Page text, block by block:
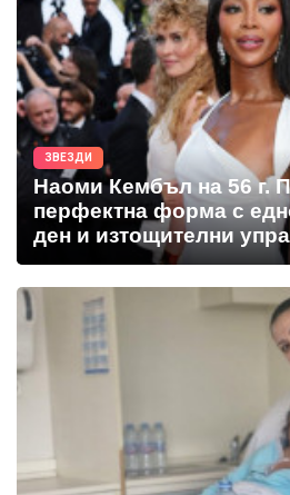
ЗВЕЗДИ
Наоми Кембъл на 56 г.
перфектна форма с
ден и изтощителни